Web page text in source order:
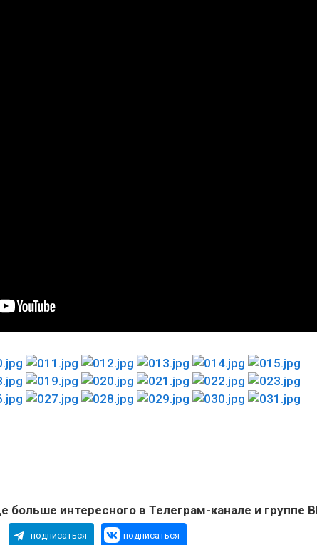
больше интересного в Телеграм-канале и группе
подписаться подписаться